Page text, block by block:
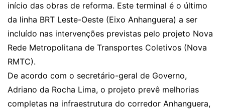
início das obras de reforma. Este terminal é o último
da linha BRT Leste-Oeste (Eixo Anhanguera) a ser
incluído nas intervenções previstas pelo projeto Nova
Rede Metropolitana de Transportes Coletivos (Nova
RMTC).
De acordo com o secretário-geral de Governo,
Adriano da Rocha Lima, o projeto prevê melhorias
completas na infraestrutura do corredor Anhanguera,